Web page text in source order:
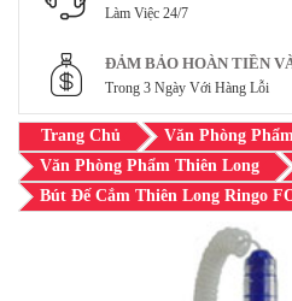
Làm Việc 24/7
ĐẢM BẢO HOÀN TIỀN
Trong 3 Ngày Với Hàng Lỗi
Trang Chủ
Văn Phòng
Văn Phòng Phẩm Thiên Long
Bút Đế Cắm Thiên Long Ringo